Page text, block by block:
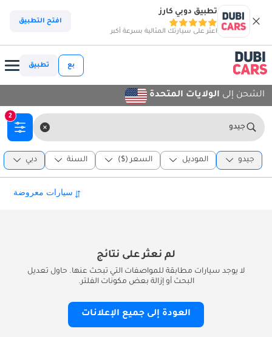
تطبيق دوبي كارز
اعثر على سيارتك المثالية بسرعة أكبر
افتح التطبيق
بع تطبيق
الشحن إلى الولايات المتحدة
جيدو
2
جيدو الموديل السعر ($) السنة دبي
لم نعثر على نتائج
لا يوجد سيارات مطابقة للمواصفات التي تبحث عنها. حاول تعديل
البحث أو إزالة بعض مكونات الفلتر.
العودة إلى جميع الإعلانات